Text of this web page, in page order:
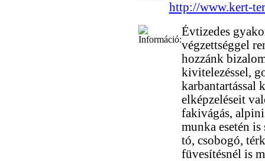
http://www.kert-
Évtizedes
végzettséggel
hozzánk
kivitelezéssel,
karbantartással
elképzeléseit
fakivágás,
munka esetén
tó, csobogó,
füvesítésnél is